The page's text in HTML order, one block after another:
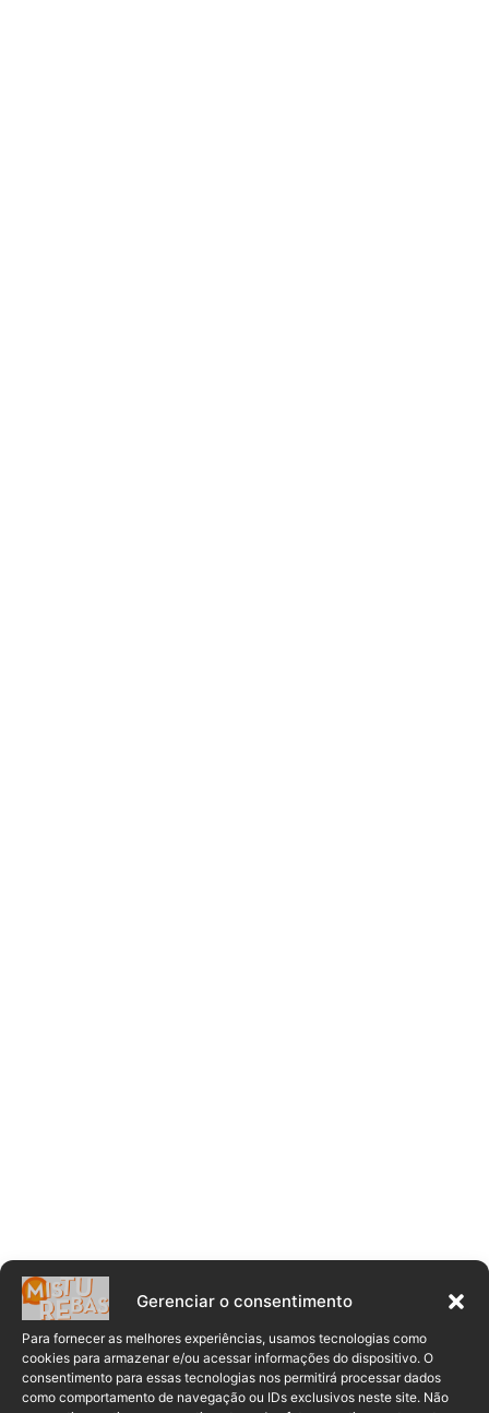
Gerenciar o consentimento
Para fornecer as melhores experiências, usamos tecnologias como
cookies para armazenar e/ou acessar informações do dispositivo. O
consentimento para essas tecnologias nos permitirá processar dados
como comportamento de navegação ou IDs exclusivos neste site. Não